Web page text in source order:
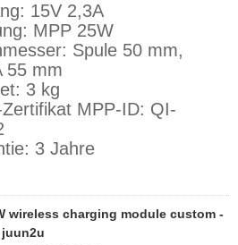
15V 2,3A
MPP 25W
Spule 50 mm,
55 mm
3 kg
MPP-ID: QI-
3 Jahre
wireless charging module custom -
juun2u